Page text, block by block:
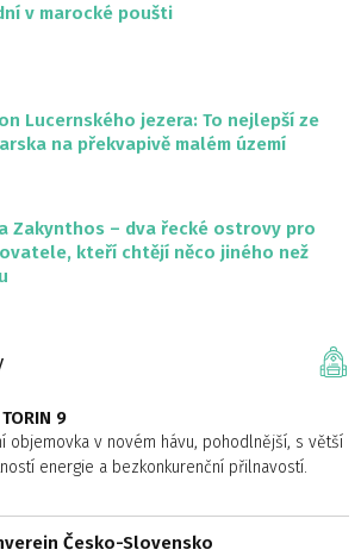
v marocké poušti
Lucernského jezera: To nejlepší ze
na překvapivě malém území
Zakynthos – dva řecké ostrovy pro
kteří chtějí něco jiného než
9
objemovka v novém hávu, pohodlnější, s větší
energie a bezkonkurenční přilnavostí.
Česko-Slovensko